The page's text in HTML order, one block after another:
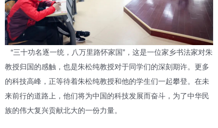
“三十功名逐一统，八万里路怀家国”，这是一位家乡书法家对朱
教授归国的感触，也是朱松纯教授对于同学们的深刻期许。更多
的科技高峰，正等待着朱松纯教授和他的学生们一起攀登。在未
来前行的道路上，他们将为中国的科技发展而奋斗，为了中华民
族的伟大复兴贡献北大的一份力量。